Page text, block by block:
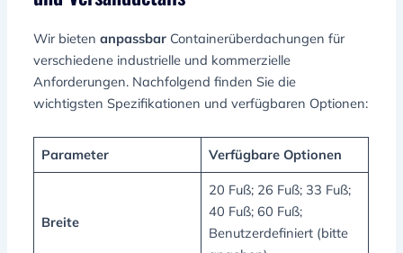
Wir bietenanpassbar Containerüberdachungen für
verschiedene industrielle und kommerzielle
Anforderungen. Nachfolgend finden Sie die
wichtigsten Spezifikationen und verfügbaren Optionen:
Parameter Verfügbare Optionen
Breite
20 Fuß; 26 Fuß; 33 Fuß;
40 Fuß; 60 Fuß;
Benutzerdefiniert (bitte